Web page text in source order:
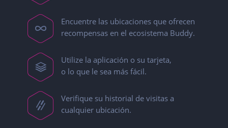
Encuentre las ubicaciones que ofrecen
recompensas en el ecosistema Buddy.
Utilize la aplicación o su tarjeta,
o lo que le sea más fácil.
Verifique su historial de visitas a
cualquier ubicación.